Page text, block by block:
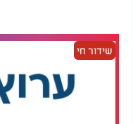
שידור חי